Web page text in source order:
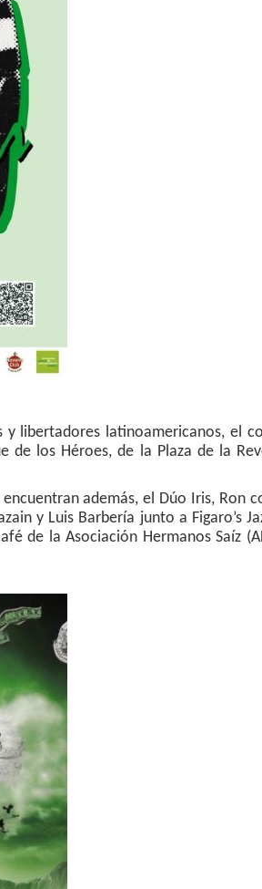
libertadores latinoamericanos, el
de los Héroes, de la Plaza de la
además, el Dúo Iris, Ron
y Luis Barbería junto a Figaro’s
de la Asociación Hermanos Saíz